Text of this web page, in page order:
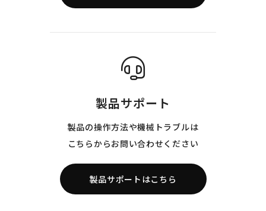
製品サポート
製品の操作方法や機械トラブルは
こちらからお問い合わせください
製品サポートはこちら